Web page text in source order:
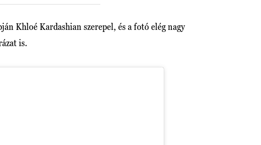
Khloé Kardashian szerepel, és a fotó elég nagy
is.